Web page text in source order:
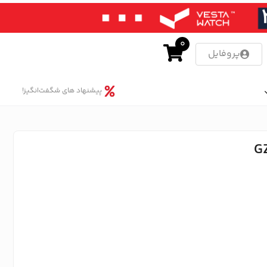
پروفایل
0
پیشنهاد های شگفت‌انگیز!